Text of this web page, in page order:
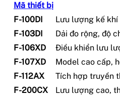
Mã thiết bị
F-100DI
Lưu lượng kế
F-103DI
Dải đo rộng, độ
F-106XD
Điều khiển lưu
F-107XD
Model cao cấp,
F-112AX
Tích hợp truyền
F-200CX
Lưu lượng cao,